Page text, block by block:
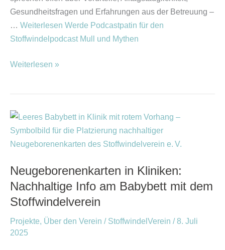
Gesundheitsfragen und Erfahrungen aus der Betreuung –
… Weiterlesen Werde Podcastpatin für den
Stoffwindelpodcast Mull und Mythen
Weiterlesen »
Neugeborenenkarten in Kliniken:
Nachhaltige Info am Babybett mit dem
Stoffwindelverein
Projekte, Über den Verein / StoffwindelVerein /8. Juli
2025
Neugeborenenkarten
in
Kliniken:
Info
am
Babybett
dem
Stoffwindelverein